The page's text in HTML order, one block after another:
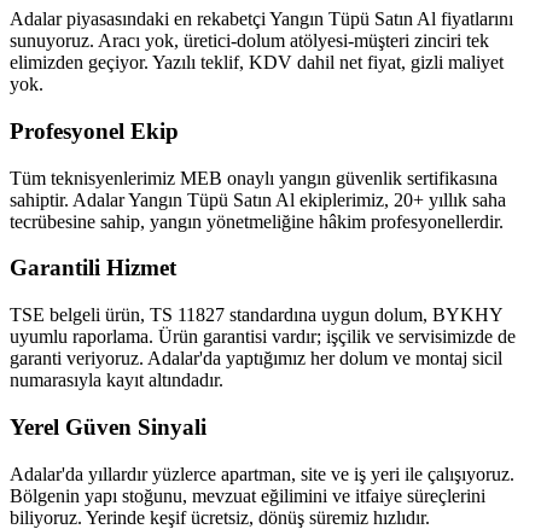
Adalar piyasasındaki en rekabetçi Yangın Tüpü Satın Al fiyatlarını
sunuyoruz. Aracı yok, üretici-dolum atölyesi-müşteri zinciri tek
elimizden geçiyor. Yazılı teklif, KDV dahil net fiyat, gizli maliyet
yok.
Profesyonel Ekip
Tüm teknisyenlerimiz MEB onaylı yangın güvenlik sertifikasına
sahiptir. Adalar Yangın Tüpü Satın Al ekiplerimiz, 20+ yıllık saha
tecrübesine sahip, yangın yönetmeliğine hâkim profesyonellerdir.
Garantili Hizmet
TSE belgeli ürün, TS 11827 standardına uygun dolum, BYKHY
uyumlu raporlama. Ürün garantisi vardır; işçilik ve servisimizde de
garanti veriyoruz. Adalar'da yaptığımız her dolum ve montaj sicil
numarasıyla kayıt altındadır.
Yerel Güven Sinyali
Adalar'da yıllardır yüzlerce apartman, site ve iş yeri ile çalışıyoruz.
Bölgenin yapı stoğunu, mevzuat eğilimini ve itfaiye süreçlerini
biliyoruz. Yerinde keşif ücretsiz, dönüş süremiz hızlıdır.